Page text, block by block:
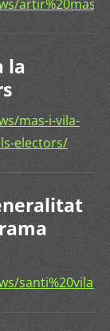
la
mas-i-vila-
electors/